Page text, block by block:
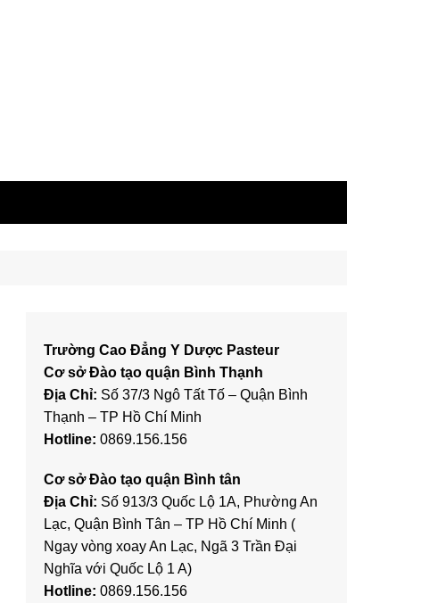
Trường Cao Đẳng Y Dược Pasteur
Cơ sở Đào tạo quận Bình Thạnh
Địa Chỉ: Số 37/3 Ngô Tất Tố – Quận Bình
Thạnh – TP Hồ Chí Minh
Hotline: 0869.156.156
Cơ sở Đào tạo quận Bình tân
Địa Chỉ: Số 913/3 Quốc Lộ 1A, Phường An
Lạc, Quận Bình Tân – TP Hồ Chí Minh (
Ngay vòng xoay An Lạc, Ngã 3 Trần Đại
Nghĩa với Quốc Lộ 1 A)
Hotline: 0869.156.156